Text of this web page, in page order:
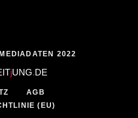
2022
jUNG.DE
AGB
(EU)